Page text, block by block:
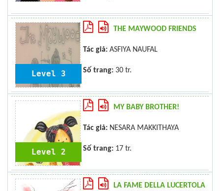
Level 3
THE MAYWOOD FRIENDS
Tác giả: ASFIYA NAUFAL
Số trang: 30 tr.
Level 2
MY BABY BROTHER!
Tác giả: NESARA MAKKITHAYA
Số trang: 17 tr.
LA FAME DELLA LUCERTOLA